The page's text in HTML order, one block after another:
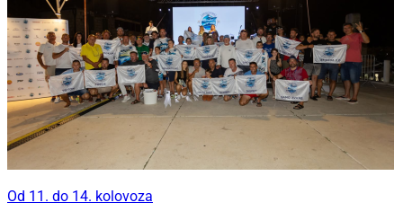
Od 11. do 14. kolovoza